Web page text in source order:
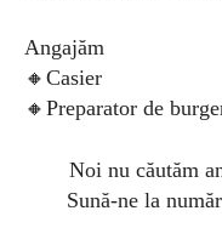
Angajăm
🔸Casier
🔸Preparator de
Noi nu căutăm
Sună-ne la